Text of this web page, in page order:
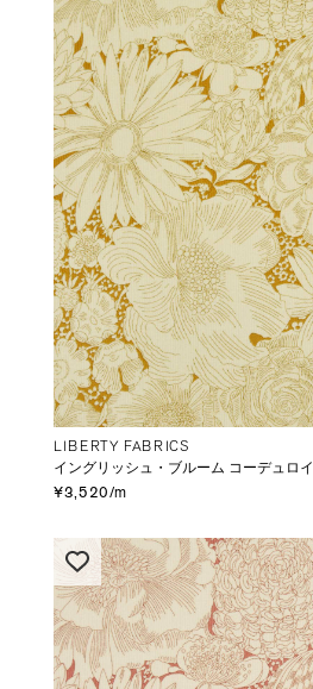
LIBERTY FABRICS
イングリッシュ・ブルーム コーデュロイ
¥3,520/m